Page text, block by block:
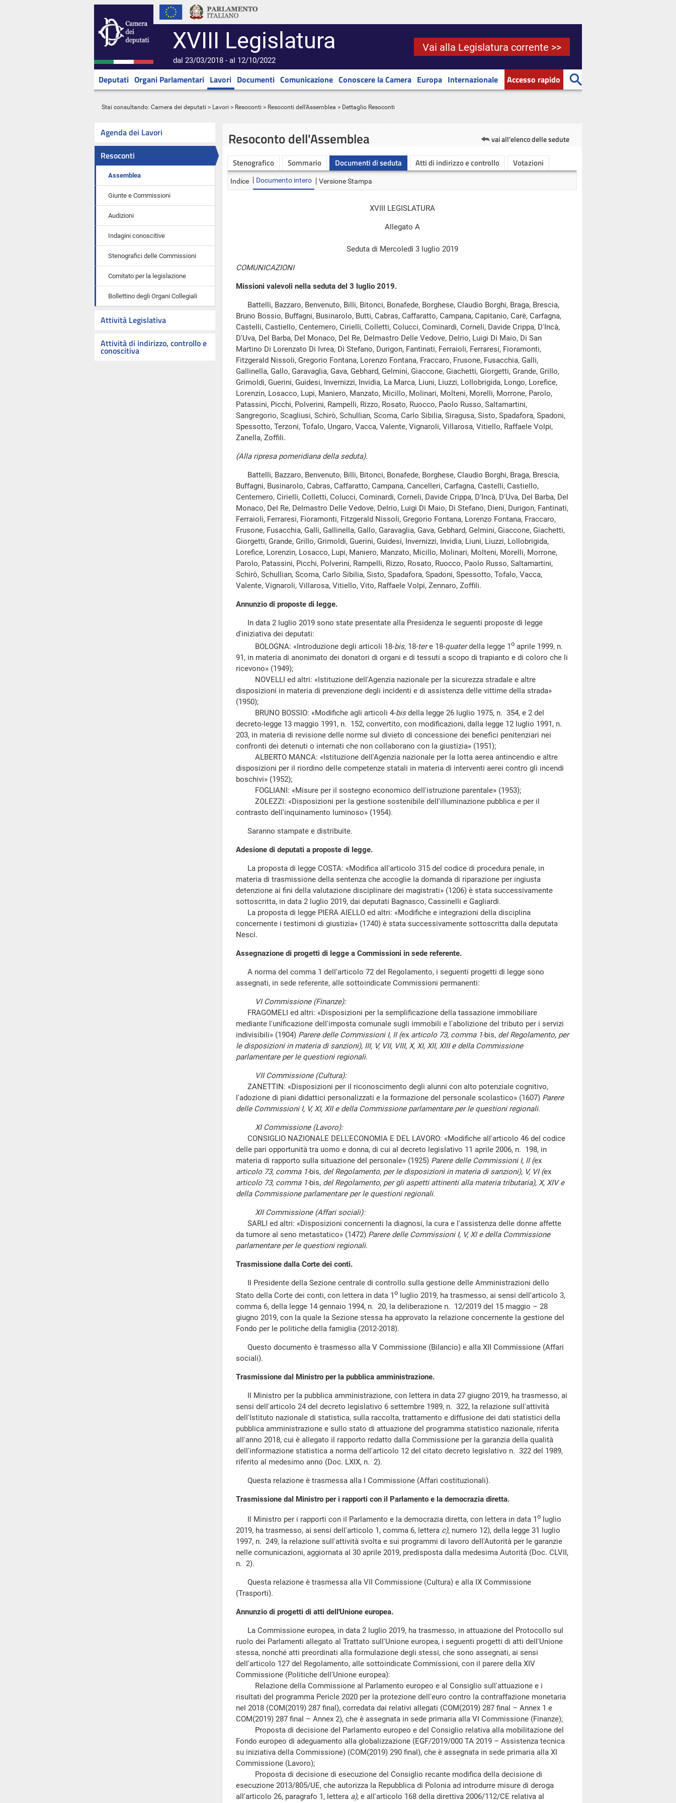
XVIII Legislatura
dal 23/03/2018 - al 12/10/2022
Vai alla Legislatura corrente >>
Deputati Organi Parlamentari Lavori Documenti Comunicazione Conoscere la Camera Europa Internazionale Accesso rapido
Stai consultando: Camera dei deputati > Lavori > Resoconti > Resoconti dell'Assemblea > Dettaglio Resoconti
Agenda dei Lavori
Resoconti
Assemblea
Giunte e Commissioni
Audizioni
Indagini conoscitive
Stenografici delle Commissioni
Comitato per la legislazione
Bollettino degli Organi Collegiali
Attività Legislativa
Attività di indirizzo, controllo e
conoscitiva
Resoconto dell'Assemblea vai all'elenco delle sedute
Stenografico Sommario Documenti di seduta Atti di indirizzo e controllo Votazioni
Indice Documento intero Versione Stampa
XVIII LEGISLATURA
Allegato A
Seduta di Mercoledì 3 luglio 2019
COMUNICAZIONI
Missioni valevoli nella seduta del 3 luglio 2019.
Battelli, Bazzaro, Benvenuto, Billi, Bitonci, Bonafede, Borghese, Claudio Borghi, Braga, Brescia,
Bruno Bossio, Buffagni, Businarolo, Butti, Cabras, Caffaratto, Campana, Capitanio, Carè, Carfagna,
Castelli, Castiello, Centemero, Cirielli, Colletti, Colucci, Cominardi, Corneli, Davide Crippa, D'Incà,
D'Uva, Del Barba, Del Monaco, Del Re, Delmastro Delle Vedove, Delrio, Luigi Di Maio, Di San
Martino Di Lorenzato Di Ivrea, Di Stefano, Durigon, Fantinati, Ferraioli, Ferraresi, Fioramonti,
Fitzgerald Nissoli, Gregorio Fontana, Lorenzo Fontana, Fraccaro, Frusone, Fusacchia, Galli,
Gallinella, Gallo, Garavaglia, Gava, Gebhard, Gelmini, Giaccone, Giachetti, Giorgetti, Grande, Grillo,
Grimoldi, Guerini, Guidesi, Invernizzi, Invidia, La Marca, Liuni, Liuzzi, Lollobrigida, Longo, Lorefice,
Lorenzin, Losacco, Lupi, Maniero, Manzato, Micillo, Molinari, Molteni, Morelli, Morrone, Parolo,
Patassini, Picchi, Polverini, Rampelli, Rizzo, Rosato, Ruocco, Paolo Russo, Saltamartini,
Sangregorio, Scagliusi, Schirò, Schullian, Scoma, Carlo Sibilia, Siragusa, Sisto, Spadafora, Spadoni,
Spessotto, Terzoni, Tofalo, Ungaro, Vacca, Valente, Vignaroli, Villarosa, Vitiello, Raffaele Volpi,
Zanella, Zoffili.
(Alla ripresa pomeridiana della seduta).
Battelli, Bazzaro, Benvenuto, Billi, Bitonci, Bonafede, Borghese, Claudio Borghi, Braga, Brescia,
Buffagni, Businarolo, Cabras, Caffaratto, Campana, Cancelleri, Carfagna, Castelli, Castiello,
Centemero, Cirielli, Colletti, Colucci, Cominardi, Corneli, Davide Crippa, D'Incà, D'Uva, Del Barba, Del
Monaco, Del Re, Delmastro Delle Vedove, Delrio, Luigi Di Maio, Di Stefano, Dieni, Durigon, Fantinati,
Ferraioli, Ferraresi, Fioramonti, Fitzgerald Nissoli, Gregorio Fontana, Lorenzo Fontana, Fraccaro,
Frusone, Fusacchia, Galli, Gallinella, Gallo, Garavaglia, Gava, Gebhard, Gelmini, Giaccone, Giachetti,
Giorgetti, Grande, Grillo, Grimoldi, Guerini, Guidesi, Invernizzi, Invidia, Liuni, Liuzzi, Lollobrigida,
Lorefice, Lorenzin, Losacco, Lupi, Maniero, Manzato, Micillo, Molinari, Molteni, Morelli, Morrone,
Parolo, Patassini, Picchi, Polverini, Rampelli, Rizzo, Rosato, Ruocco, Paolo Russo, Saltamartini,
Schirò, Schullian, Scoma, Carlo Sibilia, Sisto, Spadafora, Spadoni, Spessotto, Tofalo, Vacca,
Valente, Vignaroli, Villarosa, Vitiello, Vito, Raffaele Volpi, Zennaro, Zoffili.
Annunzio di proposte di legge.
In data 2 luglio 2019 sono state presentate alla Presidenza le seguenti proposte di legge
d'iniziativa dei deputati:
BOLOGNA: «Introduzione degli articoli 18-bis, 18-tere 18-quaterdella legge 1o aprile 1999, n.
91, in materia di anonimato dei donatori di organi e di tessuti a scopo di trapianto e di coloro che li
ricevono» (1949);
NOVELLI ed altri: «Istituzione dell'Agenzia nazionale per la sicurezza stradale e altre
disposizioni in materia di prevenzione degli incidenti e di assistenza delle vittime della strada»
(1950);
BRUNO BOSSIO: «Modifiche agli articoli 4-bisdella legge 26 luglio 1975, n. 354, e 2 del
decreto-legge 13 maggio 1991, n. 152, convertito, con modificazioni, dalla legge 12 luglio 1991, n.
203, in materia di revisione delle norme sul divieto di concessione dei benefìci penitenziari nei
confronti dei detenuti o internati che non collaborano con la giustizia» (1951);
ALBERTO MANCA: «Istituzione dell'Agenzia nazionale per la lotta aerea antincendio e altre
disposizioni per il riordino delle competenze statali in materia di interventi aerei contro gli incendi
boschivi» (1952);
FOGLIANI: «Misure per il sostegno economico dell'istruzione parentale» (1953);
ZOLEZZI: «Disposizioni per la gestione sostenibile dell'illuminazione pubblica e per il
contrasto dell'inquinamento luminoso» (1954).
Saranno stampate e distribuite.
Adesione di deputati a proposte di legge.
La proposta di legge COSTA: «Modifica all'articolo 315 del codice di procedura penale, in
materia di trasmissione della sentenza che accoglie la domanda di riparazione per ingiusta
detenzione ai fini della valutazione disciplinare dei magistrati» (1206) è stata successivamente
sottoscritta, in data 2 luglio 2019, dai deputati Bagnasco, Cassinelli e Gagliardi.
La proposta di legge PIERA AIELLO ed altri: «Modifiche e integrazioni della disciplina
concernente i testimoni di giustizia» (1740) è stata successivamente sottoscritta dalla deputata
Nesci.
Assegnazione di progetti di legge a Commissioni in sede referente.
A norma del comma 1 dell'articolo 72 del Regolamento, i seguenti progetti di legge sono
assegnati, in sede referente, alle sottoindicate Commissioni permanenti:
VI Commissione (Finanze):
FRAGOMELI ed altri: «Disposizioni per la semplificazione della tassazione immobiliare
mediante l'unificazione dell'imposta comunale sugli immobili e l'abolizione del tributo per i servizi
indivisibili» (1904) Parere delle Commissioni I, II (ex articolo 73, comma 1-bis, del Regolamento, per
le disposizioni in materia di sanzioni), III, V, VII, VIII, X, XI, XII, XIII e della Commissione
parlamentare per le questioni regionali.
VII Commissione (Cultura):
ZANETTIN: «Disposizioni per il riconoscimento degli alunni con alto potenziale cognitivo,
l'adozione di piani didattici personalizzati e la formazione del personale scolastico» (1607) Parere
delle Commissioni I, V, XI, XII e della Commissione parlamentare per le questioni regionali.
XI Commissione (Lavoro):
CONSIGLIO NAZIONALE DELL'ECONOMIA E DEL LAVORO: «Modifiche all'articolo 46 del codice
delle pari opportunità tra uomo e donna, di cui al decreto legislativo 11 aprile 2006, n. 198, in
materia di rapporto sulla situazione del personale» (1925) Parere delle Commissioni I, II (ex
articolo 73, comma 1-bis, del Regolamento, per le disposizioni in materia di sanzioni), V, VI (ex
articolo 73, comma 1-bis, del Regolamento, per gli aspetti attinenti alla materia tributaria), X, XIV e
della Commissione parlamentare per le questioni regionali.
XII Commissione (Affari sociali):
SARLI ed altri: «Disposizioni concernenti la diagnosi, la cura e l'assistenza delle donne affette
da tumore al seno metastatico» (1472) Parere delle Commissioni I, V, XI e della Commissione
parlamentare per le questioni regionali.
Trasmissione dalla Corte dei conti.
Il Presidente della Sezione centrale di controllo sulla gestione delle Amministrazioni dello
Stato della Corte dei conti, con lettera in data 1o luglio 2019, ha trasmesso, ai sensi dell'articolo 3,
comma 6, della legge 14 gennaio 1994, n. 20, la deliberazione n. 12/2019 del 15 maggio – 28
giugno 2019, con la quale la Sezione stessa ha approvato la relazione concernente la gestione del
Fondo per le politiche della famiglia (2012-2018).
Questo documento è trasmesso alla V Commissione (Bilancio) e alla XII Commissione (Affari
sociali).
Trasmissione dal Ministro per la pubblica amministrazione.
Il Ministro per la pubblica amministrazione, con lettera in data 27 giugno 2019, ha trasmesso, ai
sensi dell'articolo 24 del decreto legislativo 6 settembre 1989, n. 322, la relazione sull'attività
dell'Istituto nazionale di statistica, sulla raccolta, trattamento e diffusione dei dati statistici della
pubblica amministrazione e sullo stato di attuazione del programma statistico nazionale, riferita
all'anno 2018, cui è allegato il rapporto redatto dalla Commissione per la garanzia della qualità
dell'informazione statistica a norma dell'articolo 12 del citato decreto legislativo n. 322 del 1989,
riferito al medesimo anno (Doc. LXIX, n. 2).
Questa relazione è trasmessa alla I Commissione (Affari costituzionali).
Trasmissione dal Ministro per i rapporti con il Parlamento e la democrazia diretta.
Il Ministro per i rapporti con il Parlamento e la democrazia diretta, con lettera in data 1o luglio
2019, ha trasmesso, ai sensi dell'articolo 1, comma 6, lettera c), numero 12), della legge 31 luglio
1997, n. 249, la relazione sull'attività svolta e sui programmi di lavoro dell'Autorità per le garanzie
nelle comunicazioni, aggiornata al 30 aprile 2019, predisposta dalla medesima Autorità (Doc. CLVII,
n. 2).
Questa relazione è trasmessa alla VII Commissione (Cultura) e alla IX Commissione
(Trasporti).
Annunzio di progetti di atti dell'Unione europea.
La Commissione europea, in data 2 luglio 2019, ha trasmesso, in attuazione del Protocollo sul
ruolo dei Parlamenti allegato al Trattato sull'Unione europea, i seguenti progetti di atti dell'Unione
stessa, nonché atti preordinati alla formulazione degli stessi, che sono assegnati, ai sensi
dell'articolo 127 del Regolamento, alle sottoindicate Commissioni, con il parere della XIV
Commissione (Politiche dell'Unione europea):
Relazione della Commissione al Parlamento europeo e al Consiglio sull'attuazione e i
risultati del programma Pericle 2020 per la protezione dell'euro contro la contraffazione monetaria
nel 2018 (COM(2019) 287 final), corredata dai relativi allegati (COM(2019) 287 final – Annex 1 e
COM(2019) 287 final – Annex 2), che è assegnata in sede primaria alla VI Commissione (Finanze);
Proposta di decisione del Parlamento europeo e del Consiglio relativa alla mobilitazione del
Fondo europeo di adeguamento alla globalizzazione (EGF/2019/000 TA 2019 – Assistenza tecnica
su iniziativa della Commissione) (COM(2019) 290 final), che è assegnata in sede primaria alla XI
Commissione (Lavoro);
Proposta di decisione di esecuzione del Consiglio recante modifica della decisione di
esecuzione 2013/805/UE, che autorizza la Repubblica di Polonia ad introdurre misure di deroga
all'articolo 26, paragrafo 1, lettera a), e all'articolo 168 della direttiva 2006/112/CE relativa al